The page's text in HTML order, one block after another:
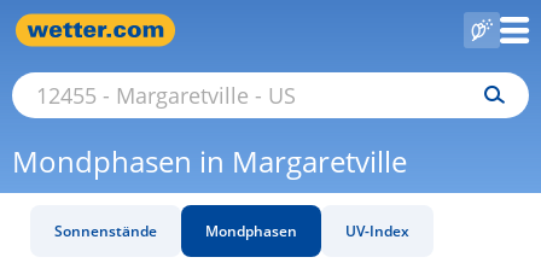
Mondphasen in Margaretville
Sonnenstände Mondphasen UV-Index